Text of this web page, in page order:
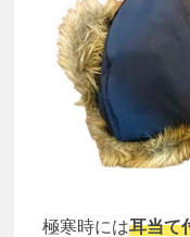
極寒時には耳当て